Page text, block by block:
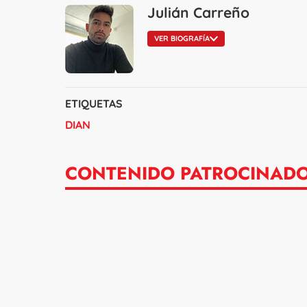
Julián Carreño
VER BIOGRAFÍA
ETIQUETAS
DIAN
CONTENIDO